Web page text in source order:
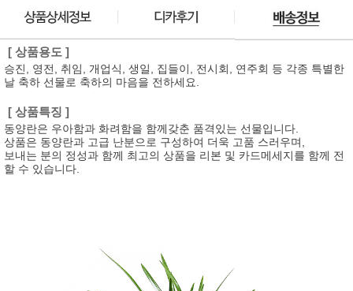
[ 상품용도 ]
승진, 영전, 취임, 개업식, 생일, 집들이, 전시회, 연주회 등 각종 특별한
날 축하 선물로 축하의 마음을 전하세요.
[ 상품특징 ]
동양란은 우아함과 화려함을 함께갖춘 품격있는 선물입니다.
상품은 동양란과 고급 난분으로 구성하여 더욱 고품 스러우며,
보내는 분의 정성과 함께 최고의 상품을 리본 및 카드메세지를 함께 전
할 수 있습니다.